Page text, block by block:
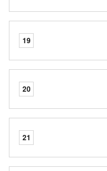
19
20
21